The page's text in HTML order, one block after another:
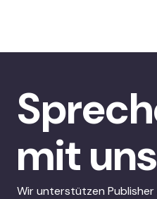
mit
Wir unterstützen Publisher